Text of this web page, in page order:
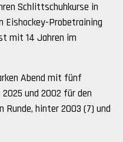
Schlittschuhkurse in
Eishockey-Probetraining
mit 14 Jahren im
Abend mit fünf
und 2002 für den
hinter 2003 (7) und